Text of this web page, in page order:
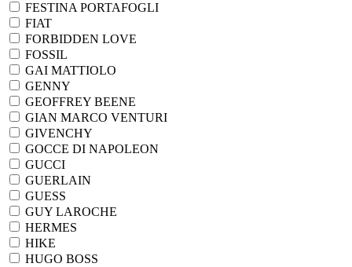
FESTINA PORTAFOGLI
FIAT
FORBIDDEN LOVE
FOSSIL
GAI MATTIOLO
GENNY
GEOFFREY BEENE
GIAN MARCO VENTURI
GIVENCHY
GOCCE DI NAPOLEON
GUCCI
GUERLAIN
GUESS
GUY LAROCHE
HERMES
HIKE
HUGO BOSS